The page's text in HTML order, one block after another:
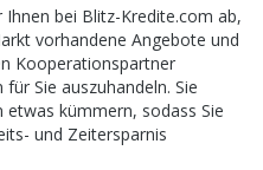
bei Blitz-Kredite.com ab,
vorhandene Angebote und
Kooperationspartner
Sie auszuhandeln. Sie
kümmern, sodass Sie
und Zeitersparnis